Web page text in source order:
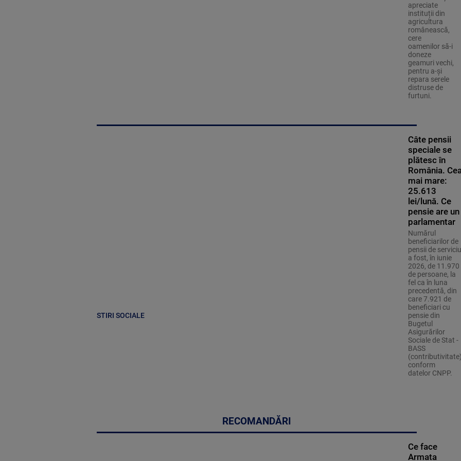
apreciate
instituții din
agricultura
românească,
cere
oamenilor să-i
doneze
geamuri vechi,
pentru a-și
repara serele
distruse de
furtuni.
STIRI SOCIALE
Câte pensii
speciale se
plătesc în
România.
mai mare:
25.613
lei/lună. Ce
pensie are un
parlamentar
Numărul
beneficiarilor de
pensii de serviciu
a fost, în iunie
2026, de 11.970
de persoane, la
fel ca în luna
precedentă, din
care 7.921 de
beneficiari cu
pensie din
Bugetul
Asigurărilor
Sociale de Stat -
BASS
conform
datelor CNPP.
RECOMANDĂRI
Ce face
Armata